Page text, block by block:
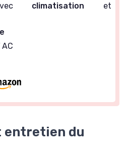
climatisation et
du